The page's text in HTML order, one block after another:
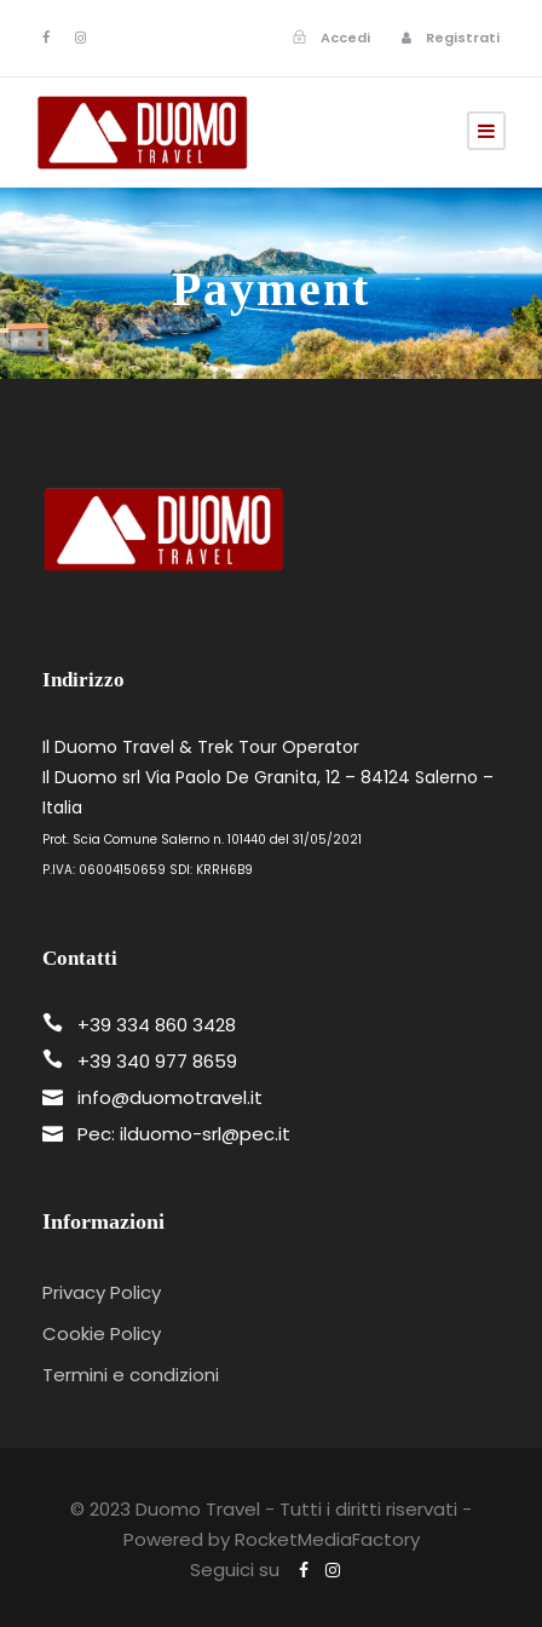
Accedi Registrati
Payment
Indirizzo
Il Duomo Travel & Trek Tour Operator
Il Duomo srl Via Paolo De Granita, 12 – 84124 Salerno –
Italia
Prot. Scia Comune Salerno n. 101440 del 31/05/2021
P.IVA: 06004150659 SDI: KRRH6B9
Contatti
+39 334 860 3428
+39 340 977 8659
info@duomotravel.it
Pec: ilduomo-srl@pec.it
Informazioni
Privacy Policy
Cookie Policy
Termini e condizioni
© 2023 Duomo Travel - Tutti i diritti riservati -
Powered by RocketMediaFactory
Seguici su